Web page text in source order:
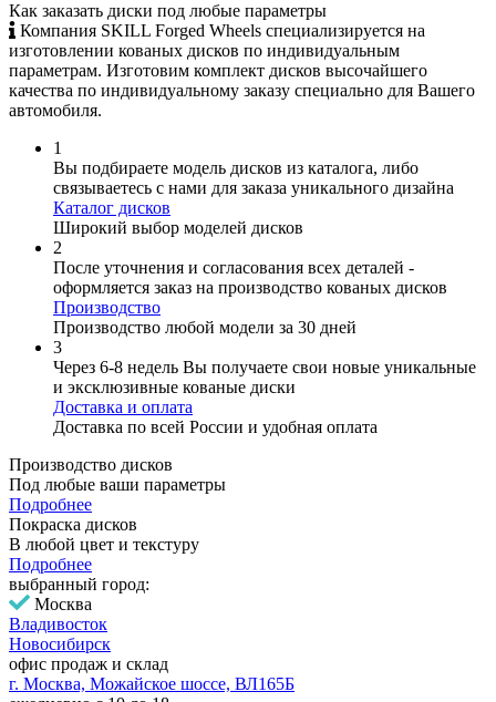
Как заказать диски под любые параметры
Компания SKILL Forged Wheels специализируется на
изготовлении кованых дисков по индивидуальным
параметрам. Изготовим комплект дисков высочайшего
качества по индивидуальному заказу специально для Вашего
автомобиля.
1
Вы подбираете модель дисков из каталога, либо
связываетесь с нами для заказа уникального дизайна
Каталог дисков
Широкий выбор моделей дисков
2
После уточнения и согласования всех деталей -
оформляется заказ на производство кованых дисков
Производство
Производство любой модели за 30 дней
3
Через 6-8 недель Вы получаете свои новые уникальные
и эксклюзивные кованые диски
Доставка и оплата
Доставка по всей России и удобная оплата
Производство дисков
Под любые ваши параметры
Подробнее
Покраска дисков
В любой цвет и текстуру
Подробнее
выбранный город:
Москва
Владивосток
Новосибирск
офис продаж и склад
г. Москва, Можайское шоссе, ВЛ165Б